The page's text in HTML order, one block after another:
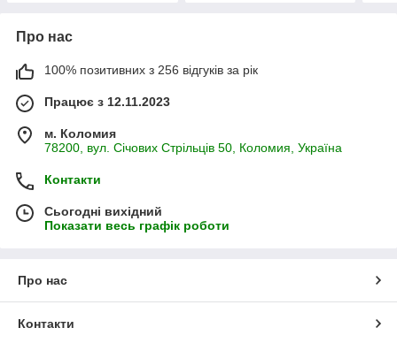
Про нас
100% позитивних з 256 відгуків за рік
Працює з 12.11.2023
м. Коломия
78200, вул. Січових Стрільців 50, Коломия, Україна
Контакти
Сьогодні вихідний
Показати весь графік роботи
Про нас
Контакти